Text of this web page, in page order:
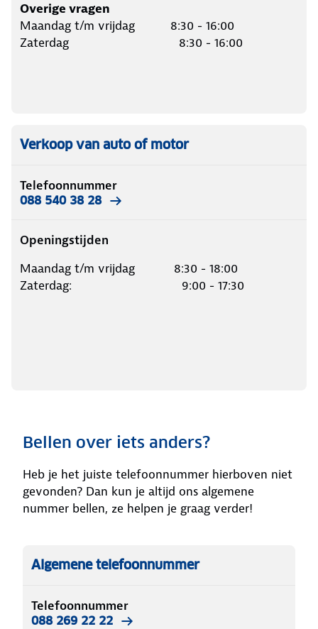
Overige vragen
Maandag t/m vrijdag 8:30 - 16:00
Zaterdag 8:30 - 16:00
Verkoop van auto of motor
Telefoonnummer
088 540 38 28
Openingstijden
Maandag t/m vrijdag 8:30 - 18:00
Zaterdag: 9:00 - 17:30
Bellen over iets anders?
Heb je het juiste telefoonnummer hierboven niet
gevonden? Dan kun je altijd ons algemene
nummer bellen, ze helpen je graag verder!
Algemene telefoonnummer
Telefoonnummer
088 269 22 22